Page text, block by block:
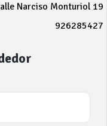
Narciso Monturiol 19
926285427